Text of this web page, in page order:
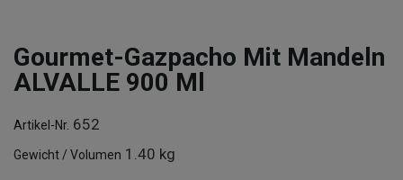
Gourmet-Gazpacho Mit Mandeln
ALVALLE 900 Ml
Artikel-Nr. 652
Gewicht / Volumen 1.40 kg